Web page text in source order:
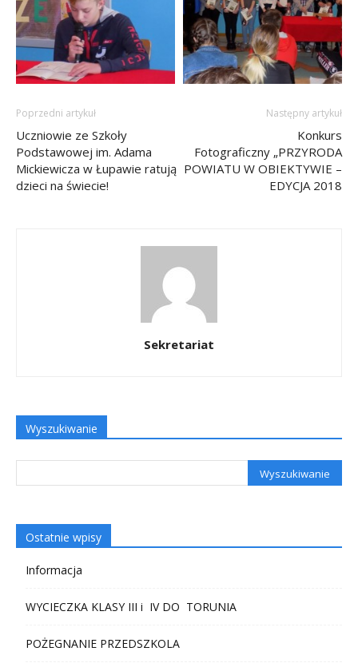
Poprzedni artykuł
Uczniowie ze Szkoły
Podstawowej im. Adama
Mickiewicza w Łupawie ratują
dzieci na świecie!
Następny artykuł
Konkurs
Fotograficzny „PRZYRODA
POWIATU W OBIEKTYWIE –
EDYCJA 2018
Sekretariat
Wyszukiwanie
Ostatnie wpisy
Informacja
WYCIECZKA KLASY III i IV DO TORUNIA
POŻEGNANIE PRZEDSZKOLA